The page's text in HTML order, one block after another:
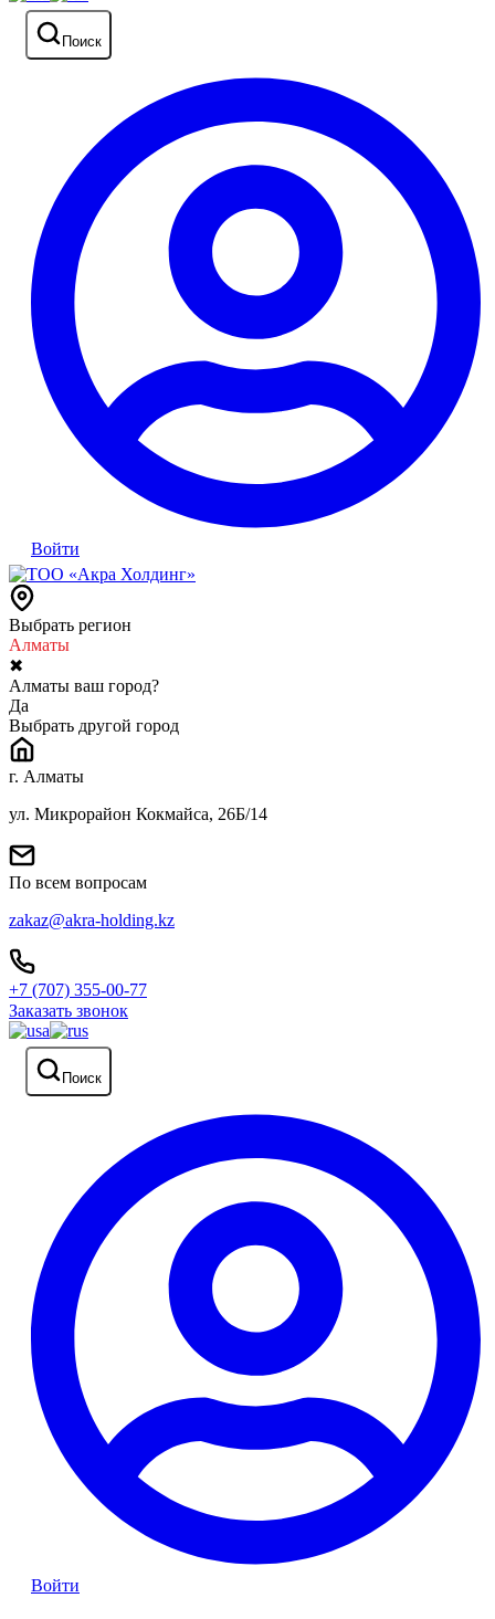
Поиск
Войти
Выбрать регион
Алматы
✖
Алматы ваш город?
Да
Выбрать другой город
г. Алматы
ул. Микрорайон Кокмайса, 26Б/14
По всем вопросам
zakaz@akra-holding.kz
+7 (707) 355-00-77
Заказать звонок
Поиск
Войти